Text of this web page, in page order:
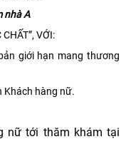
nhà A
VỚI:
giới hạn mang thương
Khách hàng nữ.
nữ tới thăm khám tại